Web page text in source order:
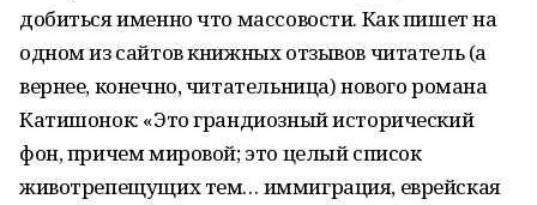
добиться именно что массовости. Как пишет на
одном из сайтов книжных отзывов читатель (а
вернее, конечно, читательница) нового романа
Катишонок: «Это грандиозный исторический
фон, причем мировой; это целый список
животрепещущих тем… иммиграция, еврейская